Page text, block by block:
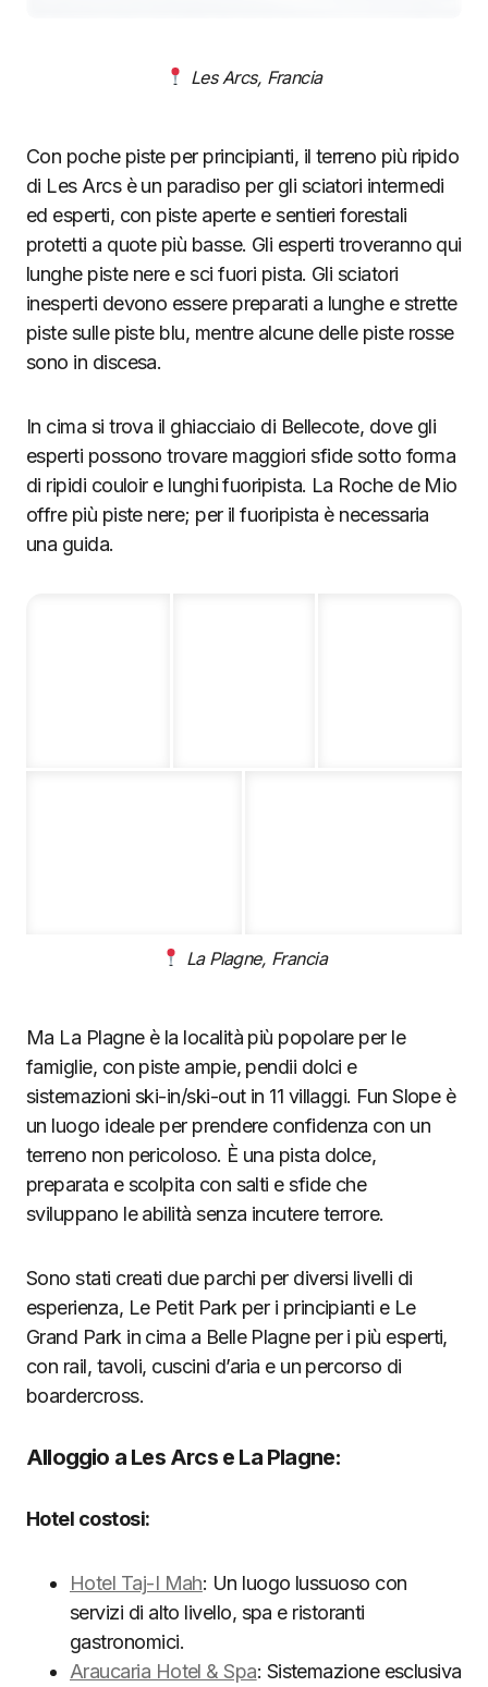
Les Arcs, Francia
Con poche piste per principianti, il terreno più ripido
di Les Arcs è un paradiso per gli sciatori intermedi
ed esperti, con piste aperte e sentieri forestali
protetti a quote più basse. Gli esperti troveranno qui
lunghe piste nere e sci fuori pista. Gli sciatori
inesperti devono essere preparati a lunghe e strette
piste sulle piste blu, mentre alcune delle piste rosse
sono in discesa.
In cima si trova il ghiacciaio di Bellecote, dove gli
esperti possono trovare maggiori sfide sotto forma
di ripidi couloir e lunghi fuoripista. La Roche de Mio
offre più piste nere; per il fuoripista è necessaria
una guida.
La Plagne, Francia
Ma La Plagne è la località più popolare per le
famiglie, con piste ampie, pendii dolci e
sistemazioni ski-in/ski-out in 11 villaggi. Fun Slope è
un luogo ideale per prendere confidenza con un
terreno non pericoloso. È una pista dolce,
preparata e scolpita con salti e sfide che
sviluppano le abilità senza incutere terrore.
Sono stati creati due parchi per diversi livelli di
esperienza, Le Petit Park per i principianti e Le
Grand Park in cima a Belle Plagne per i più esperti,
con rail, tavoli, cuscini d’aria e un percorso di
boardercross.
Alloggio a Les Arcs e La Plagne:
Hotel costosi:
Hotel Taj-I Mah: Un luogo lussuoso con
servizi di alto livello, spa e ristoranti
gastronomici.
Araucaria Hotel & Spa: Sistemazione esclusiva